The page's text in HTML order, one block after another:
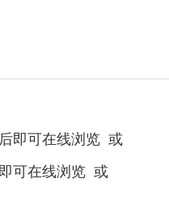
即可在线浏览 或
可在线浏览 或